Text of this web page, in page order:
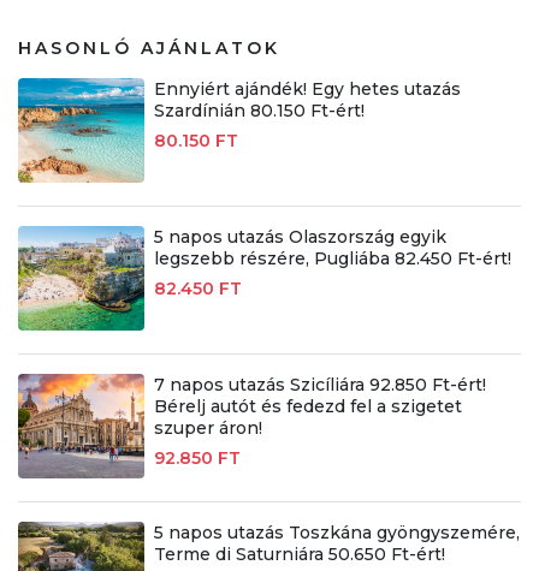
HASONLÓ AJÁNLATOK
Ennyiért ajándék! Egy hetes utazás
Szardínián 80.150 Ft-ért!
80.150 FT
5 napos utazás Olaszország egyik
legszebb részére, Pugliába 82.450 Ft-ért!
82.450 FT
7 napos utazás Szicíliára 92.850 Ft-ért!
Bérelj autót és fedezd fel a szigetet
szuper áron!
92.850 FT
5 napos utazás Toszkána gyöngyszemére,
Terme di Saturniára 50.650 Ft-ért!